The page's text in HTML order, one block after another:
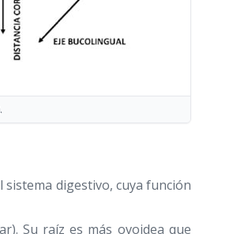
digestivo, cuya función
Su raíz es más ovoidea que